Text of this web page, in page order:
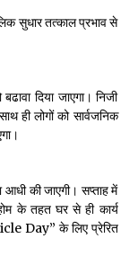
सुधार तत्काल प्रभाव से
दिया जाएगा। निजी
ही लोगों को सार्वजनिक
आधी की जाएगी। सप्ताह में
के तहत घर से ही कार्य
Day” के लिए प्रेरित